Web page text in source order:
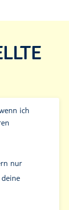
ich
nur